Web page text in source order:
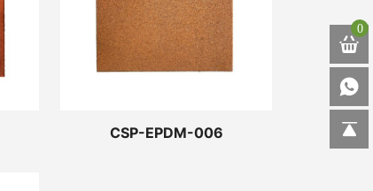
CSP-EPDM-006
0